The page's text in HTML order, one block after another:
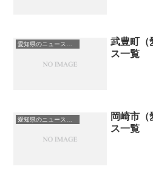
武豊町（
ス一覧
岡崎市
ス一覧